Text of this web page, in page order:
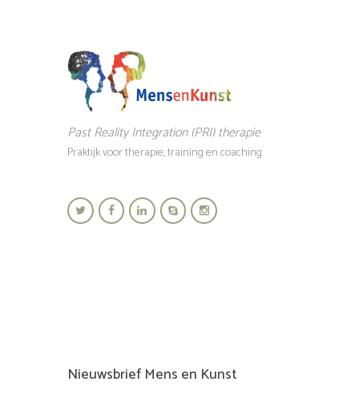
Past Reality Integration (PRI) therapie
Praktijk voor therapie, training en coaching
Nieuwsbrief Mens en Kunst